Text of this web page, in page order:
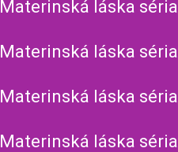
Materinská láska
Materinská láska
Materinská láska
Materinská láska